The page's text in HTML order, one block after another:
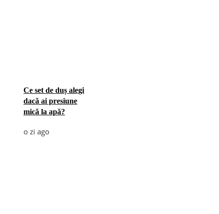
Ce set de duș alegi
dacă ai presiune
mică la apă?
o zi ago